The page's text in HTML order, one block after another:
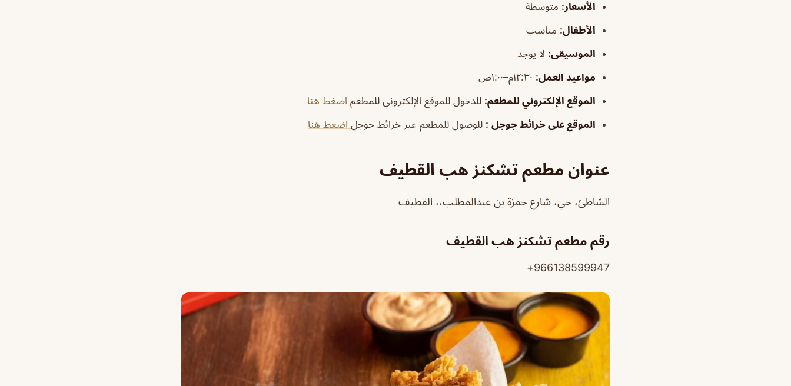
الأسعار: متوسطة
الأطفال: مناسب
الموسيقى: لا يوجد
مواعيد العمل:
الموقع الإلكتروني للمطعم: للدخول للموقع الإلكتروني للمطعم اضغط هنا
الموقع على خرائط جوجل : للوصول للمطعم عبر خرائط جوجل اضغط هنا
عنوان مطعم تشكنز هب القطيف
الشاطئ، حي، شارع حمزة بن عبدالمطلب،، القطيف
رقم مطعم تشكنز هب القطيف
966138599947+